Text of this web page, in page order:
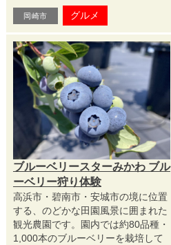
岡崎市 グルメ
ブルーベリースターみかわ ブル
ーベリー狩り体験
高浜市・碧南市・安城市の境に位置
する、のどかな田園風景に囲まれた
観光農園です。園内では約80品種・
1,000本のブルーベリーを栽培して